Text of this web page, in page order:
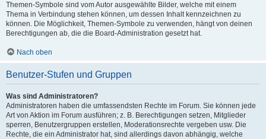
Themen-Symbole sind vom Autor ausgewählte Bilder, welche mit einem
Thema in Verbindung stehen können, um dessen Inhalt kennzeichnen zu
können. Die Möglichkeit, Themen-Symbole zu verwenden, hängt von deinen
Berechtigungen ab, die die Board-Administration gesetzt hat.
Nach oben
Benutzer-Stufen und Gruppen
Was sind Administratoren?
Administratoren haben die umfassendsten Rechte im Forum. Sie können jede
Art von Aktion im Forum ausführen; z. B. Berechtigungen setzen, Mitglieder
sperren, Benutzergruppen erstellen, Moderationsrechte vergeben usw. Die
Rechte, die ein Administrator hat, sind allerdings davon abhängig, welche